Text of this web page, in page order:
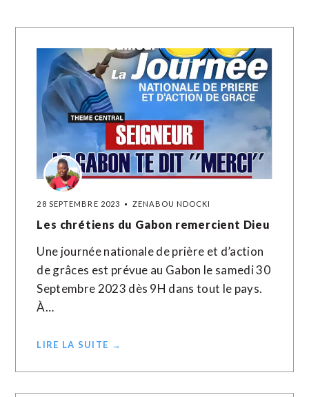
28 SEPTEMBRE 2023 ZENABOU NDOCKI
Les chrétiens du Gabon remercient Dieu
Une journée nationale de prière et d’action
de grâces est prévue au Gabon le samedi 30
Septembre 2023 dès 9H dans tout le pays.
À…
LIRE LA SUITE →